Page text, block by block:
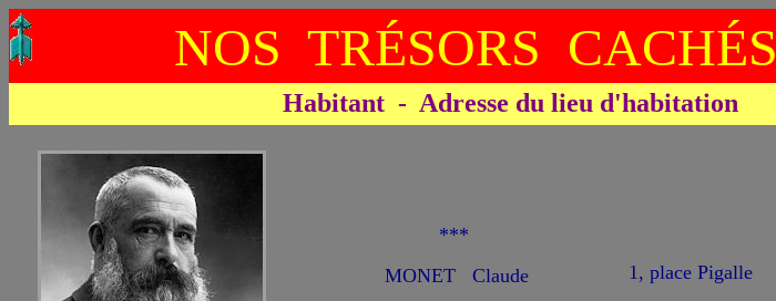
NOS TRÉSORS CACHÉS
Habitant - Adresse du lieu d'habitation
***
MONET Claude
1, place Pigalle